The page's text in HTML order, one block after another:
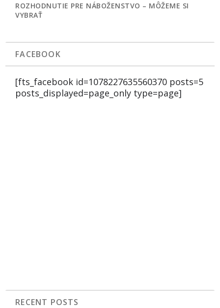
ROZHODNUTIE PRE NÁBOŽENSTVO – MÔŽEME SI
VYBRAŤ
FACEBOOK
[fts_facebook id=1078227635560370 posts=5
posts_displayed=page_only type=page]
RECENT POSTS